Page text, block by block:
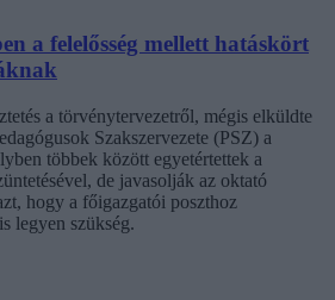
a felelősség mellett hatáskört
a törvénytervezetről, mégis elküldte
Szakszervezete (PSZ) a
többek között egyetértettek a
de javasolják az oktató
hogy a főigazgatói poszthoz
legyen szükség.